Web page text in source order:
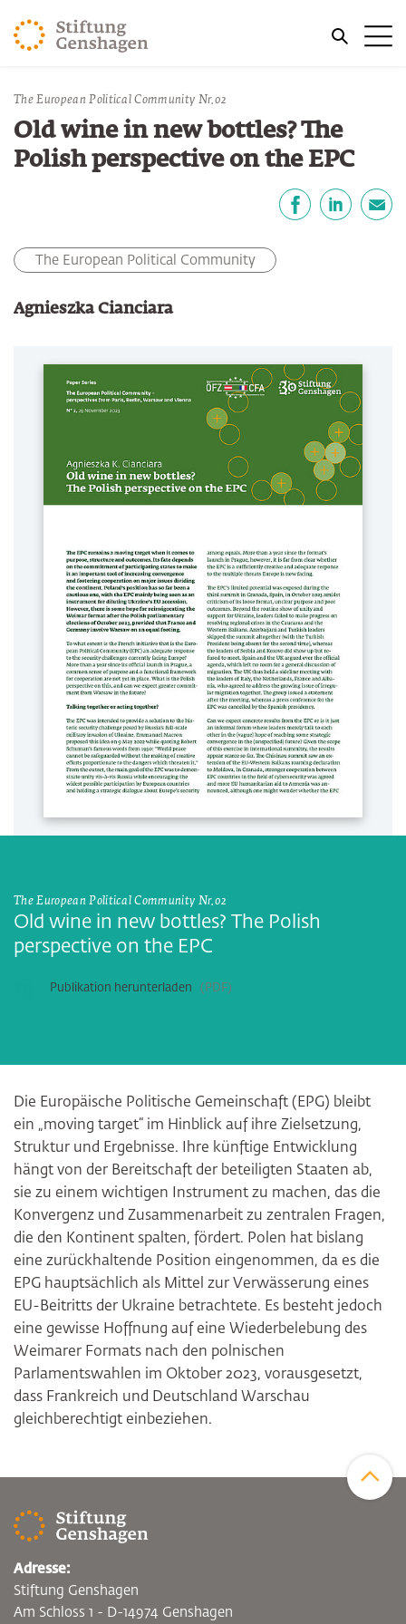
ZUM HAUPTINHALT SPRINGEN
ZUR SUCHE SPRINGEN
Sie befinden sich hier:
Start Publikationen
The European Political Community Nr.02
Old wine in new bottles? The
Polish perspective on the EPC
The European Political Community
Agnieszka Cianciara
The European Political Community Nr.02
Old wine in new bottles? The Polish
perspective on the EPC
Publikation herunterladen PDF
Die Europäische Politische Gemeinschaft (EPG) bleibt
ein „moving target“ im Hinblick auf ihre Zielsetzung,
Struktur und Ergebnisse. Ihre künftige Entwicklung
hängt von der Bereitschaft der beteiligten Staaten ab,
sie zu einem wichtigen Instrument zu machen, das die
Konvergenz und Zusammenarbeit zu zentralen Fragen,
die den Kontinent spalten, fördert. Polen hat bislang
eine zurückhaltende Position eingenommen, da es die
EPG hauptsächlich als Mittel zur Verwässerung eines
EU-Beitritts der Ukraine betrachtete. Es besteht jedoch
eine gewisse Hoffnung auf eine Wiederbelebung des
Weimarer Formats nach den polnischen
Parlamentswahlen im Oktober 2023, vorausgesetzt,
dass Frankreich und Deutschland Warschau
gleichberechtigt einbeziehen.
Adresse:
Stiftung Genshagen
Am Schloss 1 - D-14974 Genshagen